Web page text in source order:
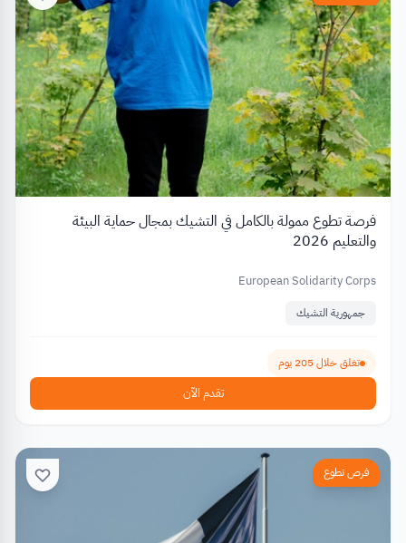
فرصة تطوع ممولة بالكامل في التشيك بمجال حماية البيئة
والتعليم 2026
European Solidarity Corps
جمهورية التشيك
تغلق خلال 205 يوم
تقدم الآن
فرص تطوع